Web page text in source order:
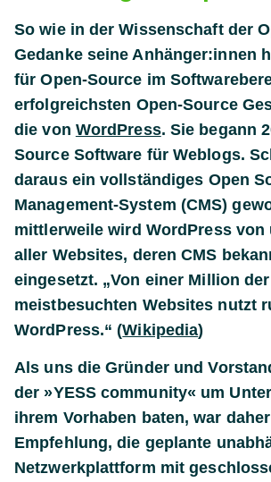
So wie in der Wissenschaft der
Gedanke seine Anhänger:innen
für Open-Source im
erfolgreichsten Open-Source
die von WordPress. Sie begann
Source Software für Weblogs.
daraus ein vollständiges Open
Management-System (CMS)
mittlerweile wird WordPress von
aller Websites, deren CMS
eingesetzt. „Von einer Million der
meistbesuchten Websites nutzt
WordPress.“ (Wikipedia)
Als uns die Gründer und
der »YESS community« um
ihrem Vorhaben baten, war
Empfehlung, die geplante
Netzwerkplattform mit